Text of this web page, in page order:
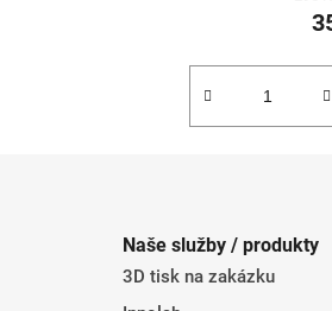
Naše služby / produkty
3D tisk na zakázku